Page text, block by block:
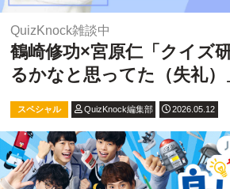
QuizKnock雑談中
鶴崎修功×宮原仁「クイズ
るかなと思ってた（失礼）
スペシャル QuizKnock編集部 2026.05.12